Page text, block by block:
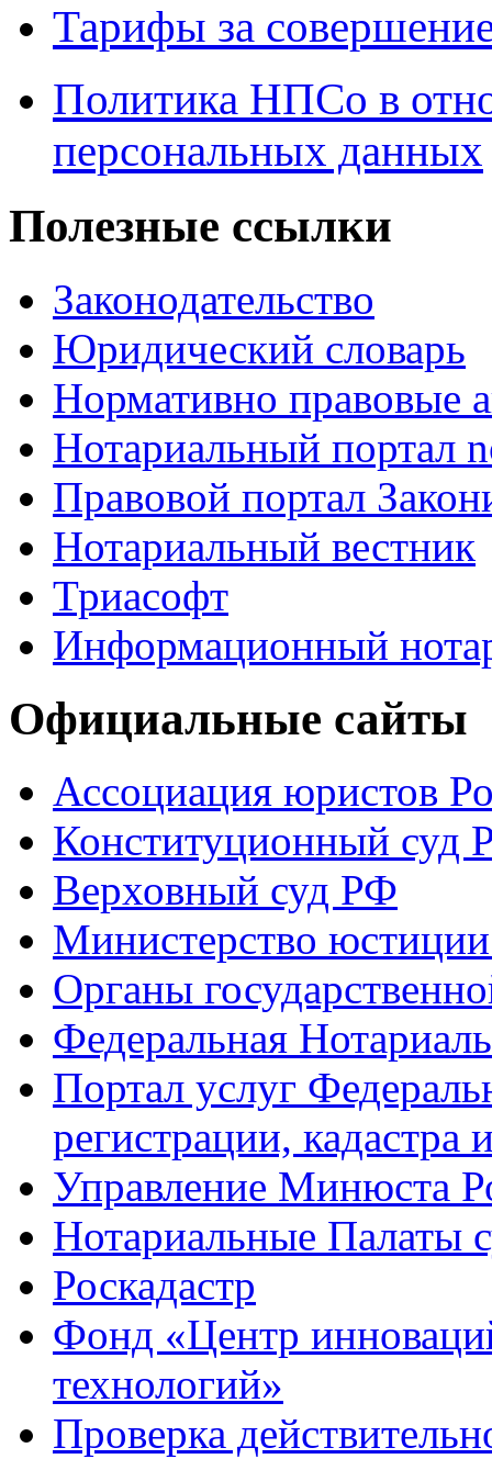
Тарифы за
Политика НПСо в
персональных данных
Полезные ссылки
Законодательство
Юридический словарь
Нормативно правовые
Нотариальный портал
Правовой портал
Нотариальный вестник
Триасофт
Информационный
Официальные сайты
Ассоциация юристов
Конституционный суд
Верховный суд РФ
Министерство
Органы
Федеральная
Портал услуг
регистрации, кадастра
Управление Минюста
Нотариальные Палаты
Роскадастр
Фонд «Центр
технологий»
Проверка